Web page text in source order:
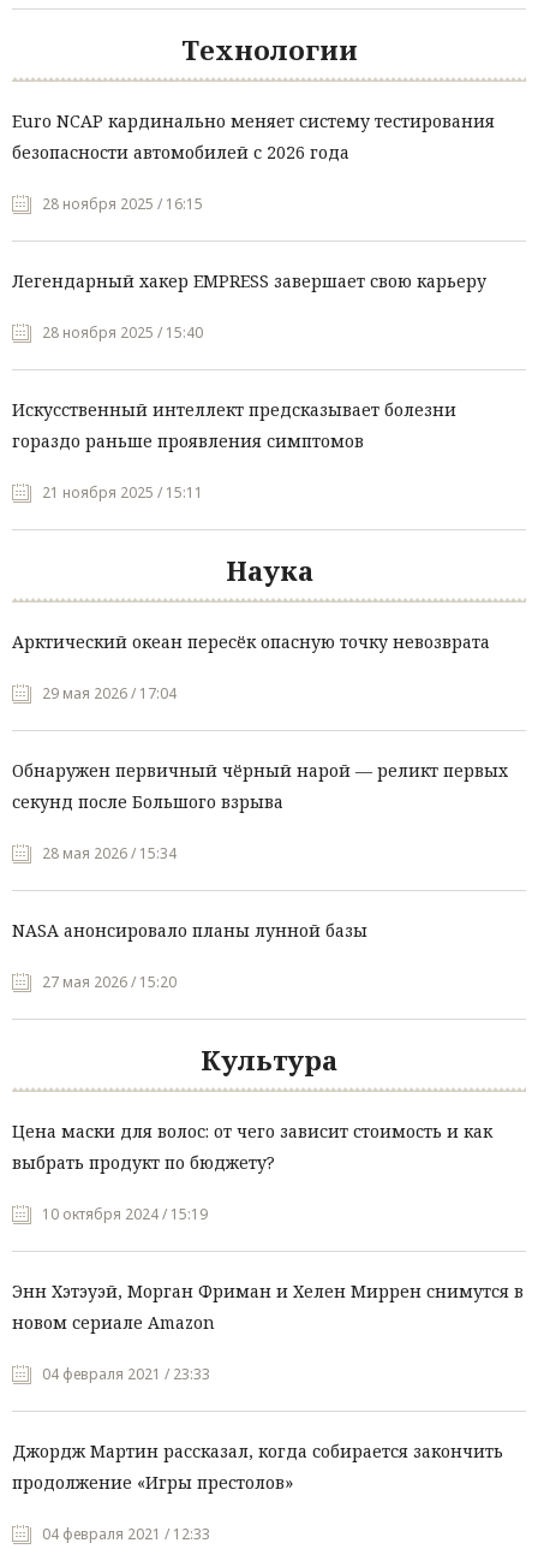
Технологии
Euro NCAP кардинально меняет систему тестирования
безопасности автомобилей с 2026 года
28 ноября 2025 / 16:15
Легендарный хакер EMPRESS завершает свою карьеру
28 ноября 2025 / 15:40
Искусственный интеллект предсказывает болезни
гораздо раньше проявления симптомов
21 ноября 2025 / 15:11
Наука
Арктический океан пересёк опасную точку невозврата
29 мая 2026 / 17:04
Обнаружен первичный чёрный нарой — реликт первых
секунд после Большого взрыва
28 мая 2026 / 15:34
NASA анонсировало планы лунной базы
27 мая 2026 / 15:20
Культура
Цена маски для волос: от чего зависит стоимость и как
выбрать продукт по бюджету?
10 октября 2024 / 15:19
Энн Хэтэуэй, Морган Фриман и Хелен Миррен снимутся в
новом сериале Amazon
04 февраля 2021 / 23:33
Джордж Мартин рассказал, когда собирается закончить
продолжение «Игры престолов»
04 февраля 2021 / 12:33